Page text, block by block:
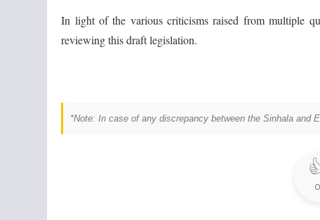
In light of the various criticisms raised from multiple
reviewing this draft legislation.
*Note: In case of any discrepancy between the Sinhala and
0